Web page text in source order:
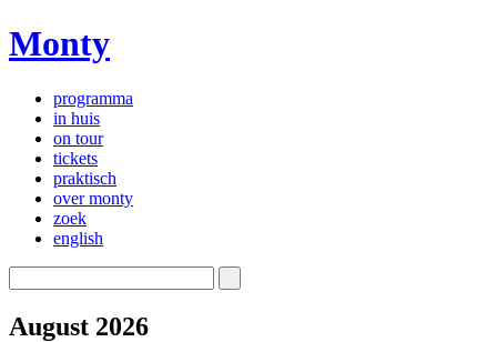
Monty
programma
in huis
on tour
tickets
praktisch
over monty
zoek
english
August 2026